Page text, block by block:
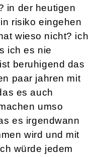
in der heutigen
risiko eingehen
wieso nicht? ich
ich es nie
beruhigend das
paar jahren mit
es auch
umso
es irgendwann
wird und mit
würde jedem